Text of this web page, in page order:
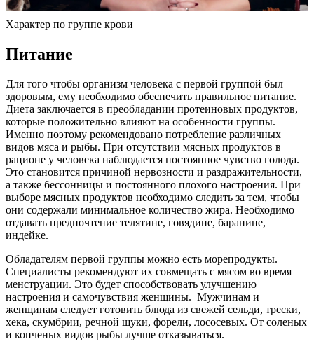
Характер по группе крови
Питание
Для того чтобы организм человека с первой группой был
здоровым, ему необходимо обеспечить правильное питание.
Диета заключается в преобладании протеиновых продуктов,
которые положительно влияют на особенности группы.
Именно поэтому рекомендовано потребление различных
видов мяса и рыбы. При отсутствии мясных продуктов в
рационе у человека наблюдается постоянное чувство голода.
Это становится причиной нервозности и раздражительности,
а также бессонницы и постоянного плохого настроения. При
выборе мясных продуктов необходимо следить за тем, чтобы
они содержали минимальное количество жира. Необходимо
отдавать предпочтение телятине, говядине, баранине,
индейке.
Обладателям первой группы можно есть морепродукты.
Специалисты рекомендуют их совмещать с мясом во время
менструации. Это будет способствовать улучшению
настроения и самочувствия женщины. Мужчинам и
женщинам следует готовить блюда из свежей сельди, трески,
хека, скумбрии, речной щуки, форели, лососевых. От соленых
и копченых видов рыбы лучше отказываться.